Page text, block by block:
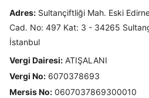
Adres: Sultançiftliği Mah. Eski
Cad. No: 497 Kat: 3 - 34265
İstanbul
Vergi Dairesi: ATIŞALANI
Vergi No: 6070378693
Mersis No: 0607037869300010